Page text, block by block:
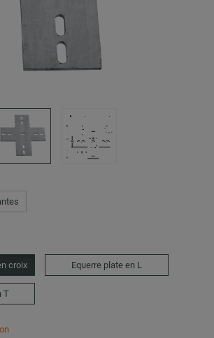
croix Equerre plate en L
T